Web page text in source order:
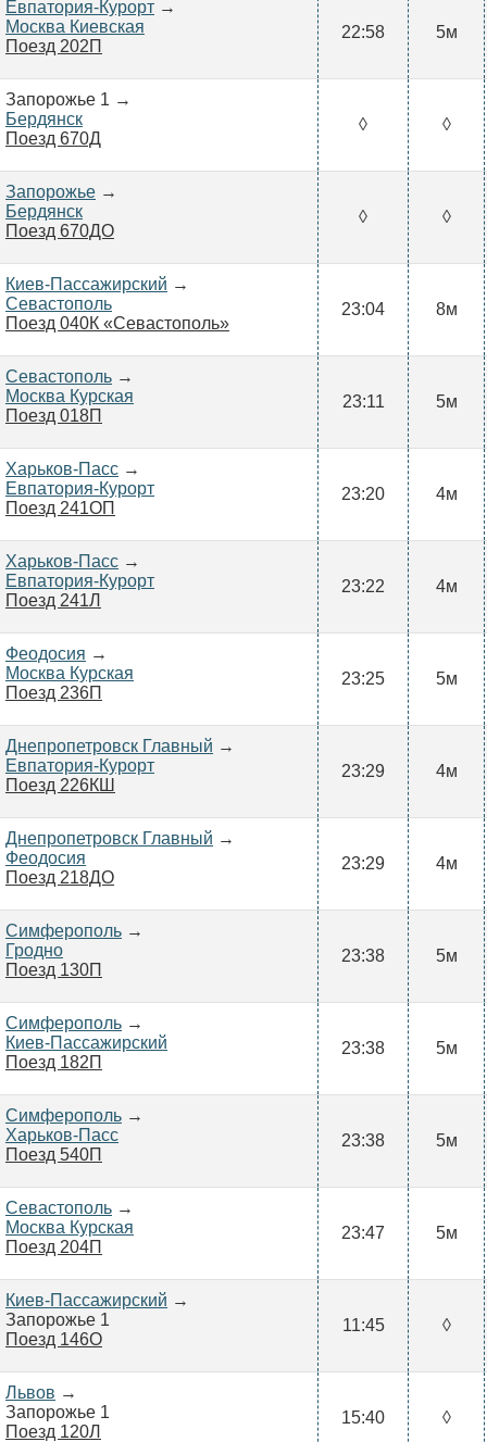
Евпатория-Курорт →
Москва Киевская
Поезд 202П
22:58 5м
Запорожье 1 →
Бердянск
Поезд 670Д
◊ ◊
Запорожье →
Бердянск
Поезд 670ДО
◊ ◊
Киев-Пассажирский →
Севастополь
Поезд 040К «Севастополь»
23:04 8м
Севастополь →
Москва Курская
Поезд 018П
23:11 5м
Харьков-Пасс →
Евпатория-Курорт
Поезд 241ОП
23:20 4м
Харьков-Пасс →
Евпатория-Курорт
Поезд 241Л
23:22 4м
Феодосия →
Москва Курская
Поезд 236П
23:25 5м
Днепропетровск Главный →
Евпатория-Курорт
Поезд 226КШ
23:29 4м
Днепропетровск Главный →
Феодосия
Поезд 218ДО
23:29 4м
Симферополь →
Гродно
Поезд 130П
23:38 5м
Симферополь →
Киев-Пассажирский
Поезд 182П
23:38 5м
Симферополь →
Харьков-Пасс
Поезд 540П
23:38 5м
Севастополь →
Москва Курская
Поезд 204П
23:47 5м
Киев-Пассажирский →
Запорожье 1
Поезд 146О
11:45 ◊
Львов →
Запорожье 1
Поезд 120Л
15:40 ◊